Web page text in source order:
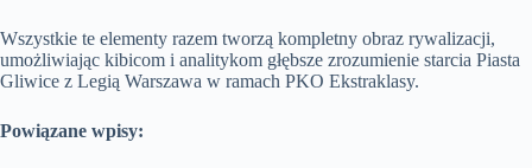
Wszystkie te elementy razem tworzą kompletny obraz rywalizacji,
umożliwiając kibicom i analitykom głębsze zrozumienie starcia Piasta
Gliwice z Legią Warszawa w ramach PKO Ekstraklasy.
Powiązane wpisy: